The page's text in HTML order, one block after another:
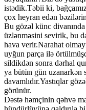
istədik.Təbii ki,
çox heyran edən
Bu gözəl künc
üzlənməsini sevirik, bu
hava verir.Narahat
uyğun parça ilə
sildikdən sonra dərhal
ya bütün gün uzanarkən
davamlıdır.Yastıqlar
görünür.
Dəstə həmçinin qəhvə